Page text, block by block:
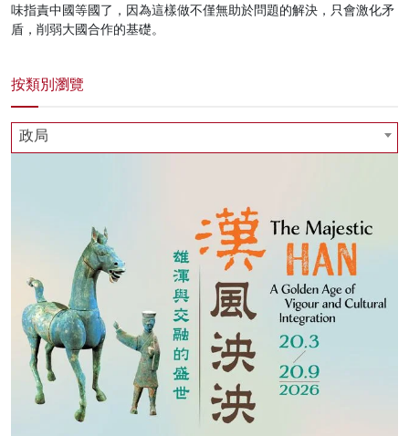
味指責中國等國了，因為這樣做不僅無助於問題的解決，只會激化矛
盾，削弱大國合作的基礎。
按類別瀏覽
政局